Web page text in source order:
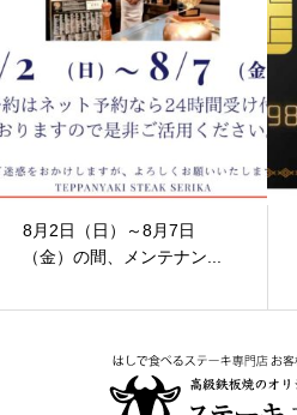
8月2日（日）～8月7日
（金）の間、メンテナン...